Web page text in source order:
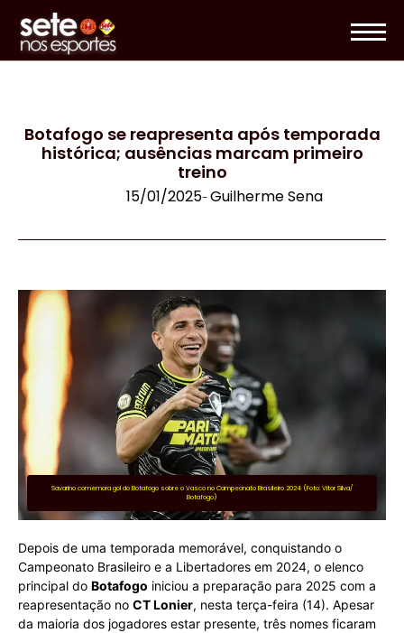
Botafogo se reapresenta após temporada
histórica; ausências marcam primeiro
treino
15/01/2025-Guilherme Sena
Savarino comemora gol do Botafogo sobre o Vasco no Campeonato Brasileiro 2024 (Foto: Vitor Silva/
Botafogo)
Depois de uma temporada memorável, conquistando o
Campeonato Brasileiro e a Libertadores em 2024, o elenco
principal do Botafogo iniciou a preparação para 2025 com a
reapresentação no CT Lonier, nesta terça-feira (14). Apesar
da maioria dos jogadores estar presente, três nomes ficaram